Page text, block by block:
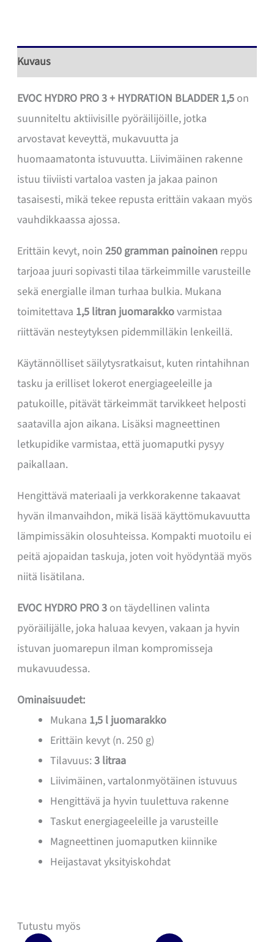
BLADDER
1,5
määrä
Kuvaus
EVOC HYDRO PRO 3 + HYDRATION BLADDER 1,5on
suunniteltu aktiivisille pyöräilijöille, jotka
arvostavat keveyttä, mukavuutta ja
huomaamatonta istuvuutta. Liivimäinen rakenne
istuu tiiviisti vartaloa vasten ja jakaa painon
tasaisesti, mikä tekee repusta erittäin vakaan myös
vauhdikkaassa ajossa.
Erittäin kevyt, noin 250 gramman painoinenreppu
tarjoaa juuri sopivasti tilaa tärkeimmille varusteille
sekä energialle ilman turhaa bulkia. Mukana
toimitettava 1,5 litran juomarakkovarmistaa
riittävän nesteytyksen pidemmilläkin lenkeillä.
Käytännölliset säilytysratkaisut, kuten rintahihnan
tasku ja erilliset lokerot energiageeleille ja
patukoille, pitävät tärkeimmät tarvikkeet helposti
saatavilla ajon aikana. Lisäksi magneettinen
letkupidike varmistaa, että juomaputki pysyy
paikallaan.
Hengittävä materiaali ja verkkorakenne takaavat
hyvän ilmanvaihdon, mikä lisää käyttömukavuutta
lämpimissäkin olosuhteissa. Kompakti muotoilu ei
peitä ajopaidan taskuja, joten voit hyödyntää myös
niitä lisätilana.
EVOC HYDRO PRO 3on täydellinen valinta
pyöräilijälle, joka haluaa kevyen, vakaan ja hyvin
istuvan juomarepun ilman kompromisseja
mukavuudessa.
Ominaisuudet:
Mukana 1,5 l juomarakko
Erittäin kevyt (n. 250 g)
Tilavuus:3 litraa
Liivimäinen, vartalonmyötäinen istuvuus
Hengittävä ja hyvin tuulettuva rakenne
Taskut energiageeleille ja varusteille
Magneettinen juomaputken kiinnike
Heijastavat yksityiskohdat
Tutustu myös